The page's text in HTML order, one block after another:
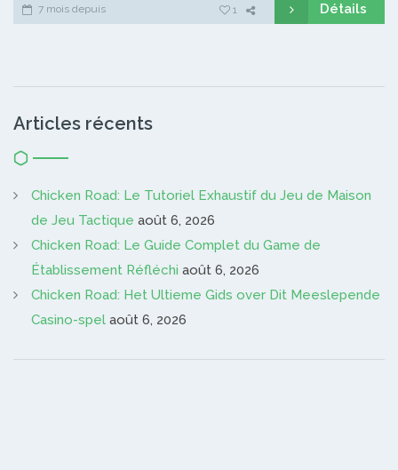
7 mois depuis 1 Détails
Articles récents
Chicken Road: Le Tutoriel Exhaustif du Jeu de Maison
de Jeu Tactique août 6, 2026
Chicken Road: Le Guide Complet du Game de
Établissement Réfléchi août 6, 2026
Chicken Road: Het Ultieme Gids over Dit Meeslepende
Casino-spel août 6, 2026